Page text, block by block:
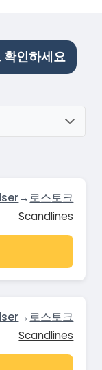
인하세요
→로스토크
Scandlines
→로스토크
Scandlines